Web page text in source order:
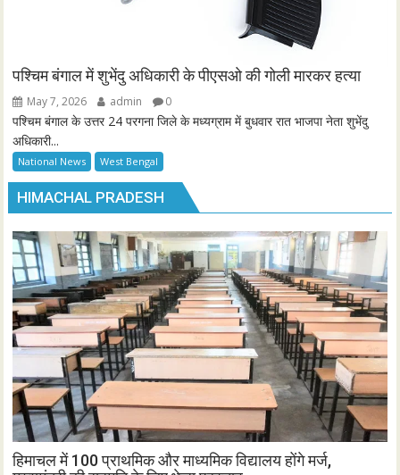
पश्चिम बंगाल में शुभेंदु अधिकारी के पीएसओ की गोली मारकर हत्या
May 7, 2026 admin 0
पश्चिम बंगाल के उत्तर 24 परगना जिले के मध्यग्राम में बुधवार रात भाजपा नेता शुभेंदु
अधिकारी...
National News West Bengal
HIMACHAL PRADESH
हिमाचल में 100 प्राथमिक और माध्यमिक विद्यालय होंगे मर्ज,